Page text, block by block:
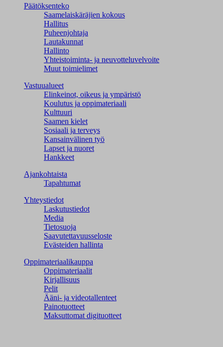
Päätöksenteko
Saamelaiskäräjien kokous
Hallitus
Puheenjohtaja
Lautakunnat
Hallinto
Yhteistoiminta- ja neuvotteluvelvoite
Muut toimielimet
Vastuualueet
Elinkeinot, oikeus ja ympäristö
Koulutus ja oppimateriaali
Kulttuuri
Saamen kielet
Sosiaali ja terveys
Kansainvälinen työ
Lapset ja nuoret
Hankkeet
Ajankohtaista
Tapahtumat
Yhteystiedot
Laskutustiedot
Media
Tietosuoja
Saavutettavuusseloste
Evästeiden hallinta
Oppimateriaalikauppa
Oppimateriaalit
Kirjallisuus
Pelit
Ääni- ja videotallenteet
Painotuotteet
Maksuttomat digituotteet